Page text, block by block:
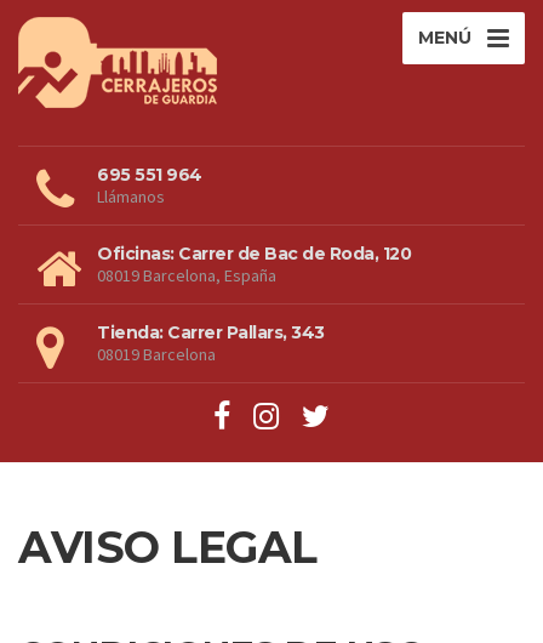
MENÚ
695 551 964
Llámanos
Oficinas: Carrer de Bac de Roda, 120
08019 Barcelona, España
Tienda: Carrer Pallars, 343
08019 Barcelona
AVISO LEGAL